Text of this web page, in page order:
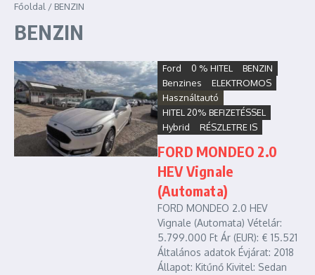
Főoldal / BENZIN
BENZIN
Ford 0 % HITEL
BENZIN
Benzines
ELEKTROMOS
Használtautó
HITEL 20% BEFIZETÉSSEL
Hybrid
RÉSZLETRE IS
FORD MONDEO 2.0
HEV Vignale
(Automata)
FORD MONDEO 2.0 HEV
Vignale (Automata) Vételár:
5.799.000 Ft Ár (EUR): € 15.521
Általános adatok Évjárat: 2018
Állapot: Kitűnő Kivitel: Sedan